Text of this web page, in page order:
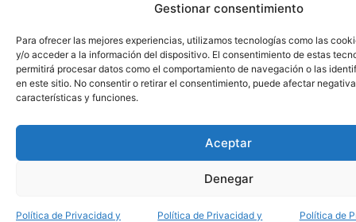
Gestionar consentimiento
Para ofrecer las mejores experiencias, utilizamos tecnologías como las
y/o acceder a la información del dispositivo. El consentimiento de estas
permitirá procesar datos como el comportamiento de navegación o las
en este sitio. No consentir o retirar el consentimiento, puede afectar
características y funciones.
Aceptar
Denegar
Política de Privacidad y Política de Privacidad y Política de